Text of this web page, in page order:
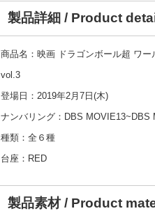
製品詳細 / Product
商品名：映画 ドラゴンボール超 ワ
vol.3
登場日：2019年2月7日(木)
ナンバリング：DBS MOVIE13~DBS
種類：全６種
台座：RED
製品素材 / Product